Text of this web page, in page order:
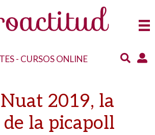
- CURSOS ONLINE
2019, la
de la picapoll